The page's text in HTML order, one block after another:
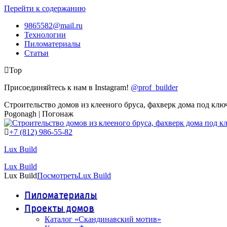
Перейти к содержанию
9865582@mail.ru
Технологии
Пиломатериалы
Статьи
Top
Присоединяйтесь к нам в Instagram! @prof_builder
Строительство домов из клееного бруса, фахверк дома под
Pogonagh | Погонаж
+7 (812) 986-55-82
Lux Build
Lux Build
Lux BuildПосмотретьLux Build
Пиломатериалы
Проекты домов
Каталог «Скандинавский мотив»